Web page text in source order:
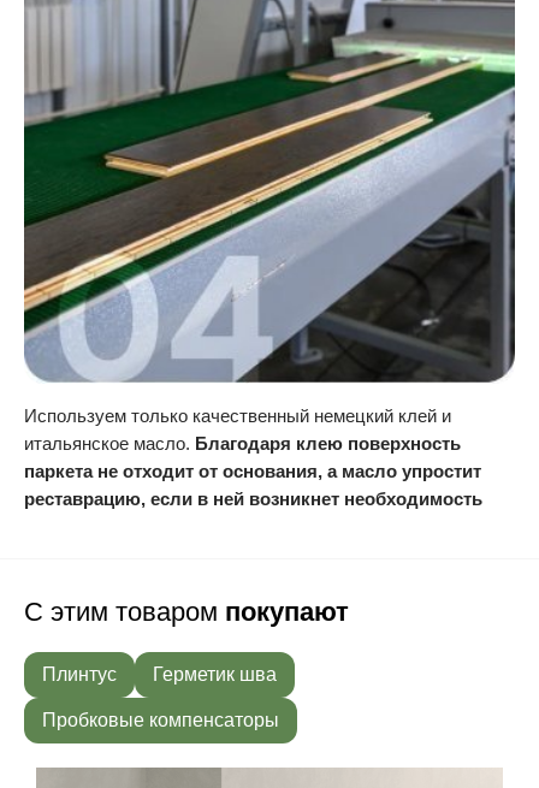
Используем только качественный немецкий клей и
итальянское масло. Благодаря клею поверхность
паркета не отходит от основания, а масло упростит
реставрацию, если в ней возникнет необходимость
С этим товаром покупают
Плинтус Герметик шва
Пробковые компенсаторы